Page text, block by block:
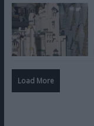
Load More